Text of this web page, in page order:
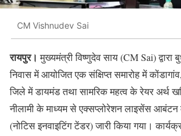
CM Vishnudev Sai
रायपुर। मुख्यमंत्री विष्णुदेव साय (CM Sai) द्वारा
निवास में आयोजित एक संक्षिप्त समारोह में
जिले में डायमंड तथा सामरिक महत्व के रेयर अर्थ
नीलामी के माध्यम से एक्सप्लोरेशन लाइसेंस
(नोटिस इनवाइटिंग टेंडर) जारी किया गया।